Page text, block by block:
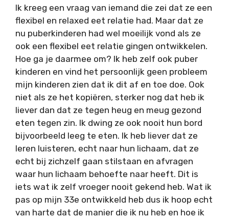
Ik kreeg een vraag van iemand die zei dat ze een
flexibel en relaxed eet relatie had. Maar dat ze
nu puberkinderen had wel moeilijk vond als ze
ook een flexibel eet relatie gingen ontwikkelen.
Hoe ga je daarmee om? Ik heb zelf ook puber
kinderen en vind het persoonlijk geen probleem
mijn kinderen zien dat ik dit af en toe doe. Ook
niet als ze het kopiëren, sterker nog dat heb ik
liever dan dat ze tegen heug en meug gezond
eten tegen zin. Ik dwing ze ook nooit hun bord
bijvoorbeeld leeg te eten. Ik heb liever dat ze
leren luisteren, echt naar hun lichaam, dat ze
echt bij zichzelf gaan stilstaan en afvragen
waar hun lichaam behoefte naar heeft. Dit is
iets wat ik zelf vroeger nooit gekend heb. Wat ik
pas op mijn 33e ontwikkeld heb dus ik hoop echt
van harte dat de manier die ik nu heb en hoe ik